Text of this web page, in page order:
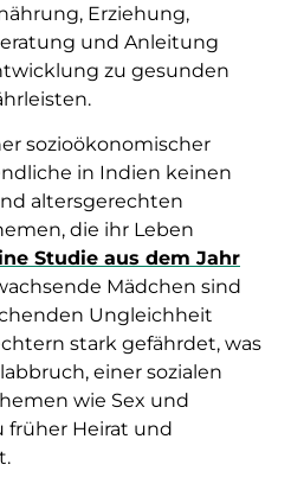
Erziehung,
und Anleitung
zu gesunden
sozioökonomischer
in Indien keinen
altersgerechten
die ihr Leben
Studie aus dem Jahr
Mädchen sind
Ungleichheit
stark gefährdet, was
einer sozialen
wie Sex und
früher Heirat und